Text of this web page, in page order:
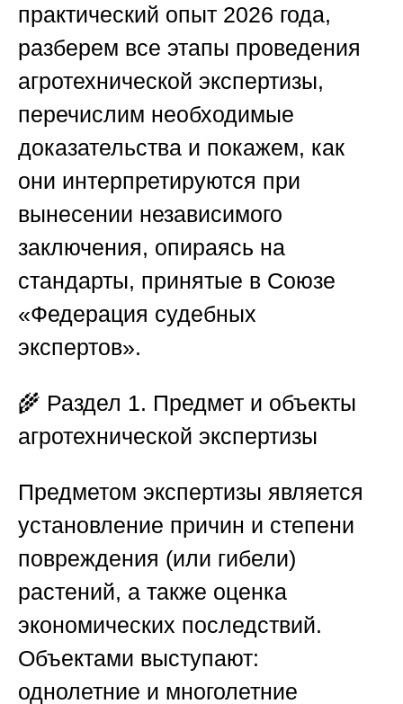
практический опыт 2026 года,
разберем все этапы проведения
агротехнической экспертизы,
перечислим необходимые
доказательства и покажем, как
они интерпретируются при
вынесении независимого
заключения, опираясь на
стандарты, принятые в Союзе
«Федерация судебных
экспертов».
🌾 Раздел 1. Предмет и объекты
агротехнической экспертизы
Предметом экспертизы является
установление причин и степени
повреждения (или гибели)
растений, а также оценка
экономических последствий.
Объектами выступают:
однолетние и многолетние